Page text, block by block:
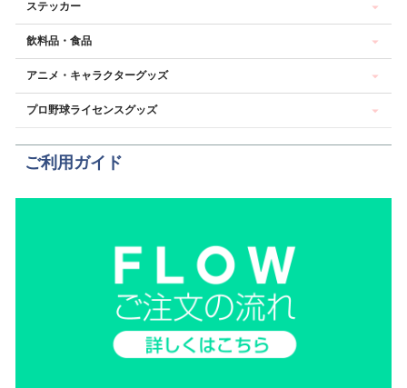
ステッカー
飲料品・食品
アニメ・キャラクターグッズ
プロ野球ライセンスグッズ
ご利用ガイド